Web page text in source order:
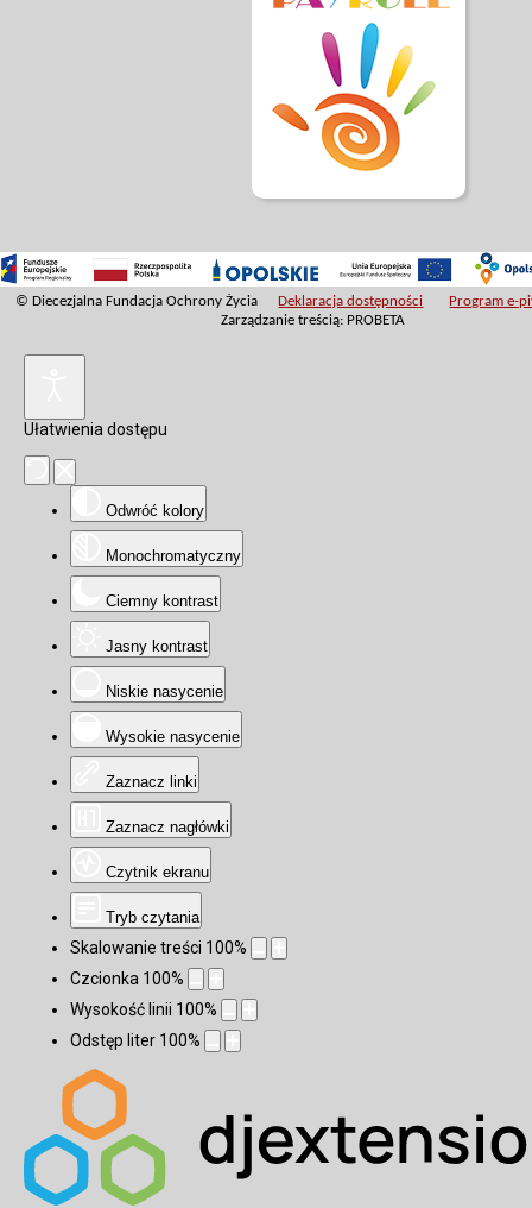
© Diecezjalna Fundacja Ochrony Życia Deklaracja dostępności
Program e-
Zarządzanie treścią: PROBETA
Ułatwienia dostępu
Odwróć kolory
Monochromatyczny
Ciemny kontrast
Jasny kontrast
Niskie nasycenie
Wysokie nasycenie
Zaznacz linki
Zaznacz nagłówki
Czytnik ekranu
Tryb czytania
Skalowanie treści 100%
Czcionka 100%
Wysokość linii 100%
Odstęp liter 100%